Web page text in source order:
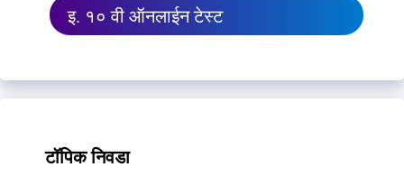
इ. १० वी ऑनलाईन टेस्ट
टॉपिक निवडा